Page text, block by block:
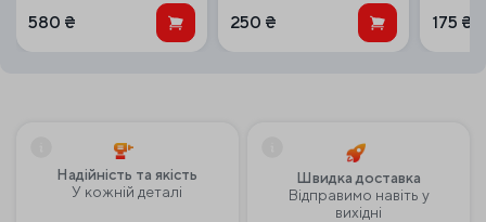
580 ₴ 250 ₴ 175 ₴
Надійність та якість
У кожній деталі
Швидка доставка
Відправимо навіть у
вихідні